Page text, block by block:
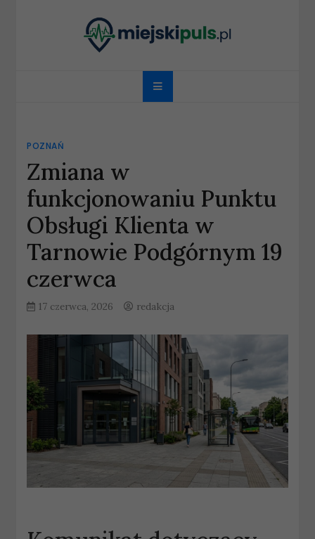
miejskipuls.pl
POZNAŃ
Zmiana w
funkcjonowaniu Punktu
Obsługi Klienta w
Tarnowie Podgórnym 19
czerwca
17 czerwca, 2026 redakcja